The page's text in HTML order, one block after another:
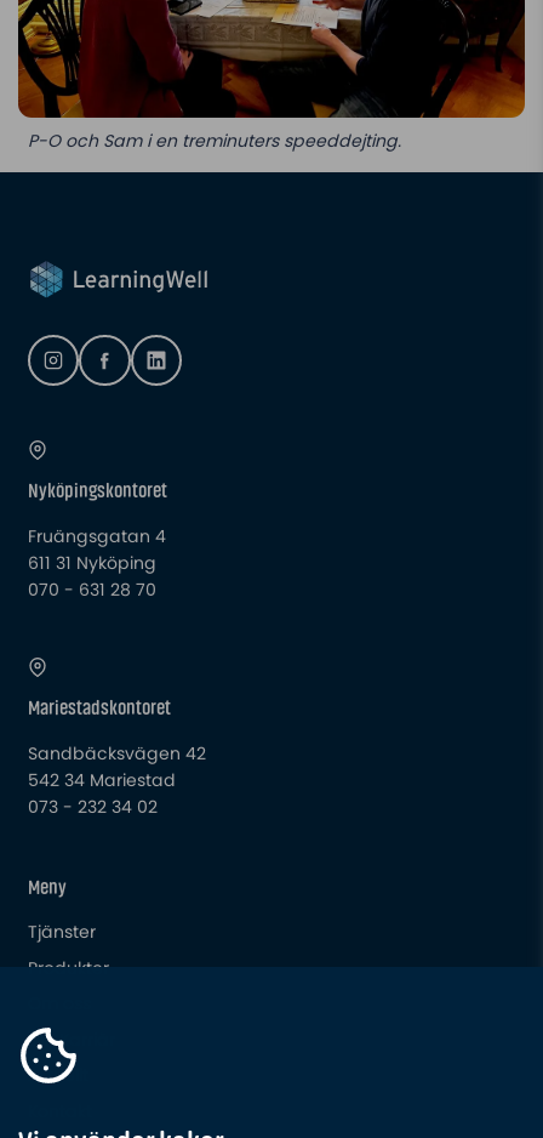
P-O och Sam i en treminuters speeddejting.
Nyköpingskontoret
Fruängsgatan 4
611 31 Nyköping
070 - 631 28 70
Mariestadskontoret
Sandbäcksvägen 42
542 34 Mariestad
073 - 232 34 02
Meny
Tjänster
Produkter
Din Karriär
Aktuellt